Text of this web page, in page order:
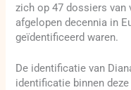
zich op 47 dossiers van
afgelopen decennia in
geïdentificeerd waren.
De identificatie van
identificatie binnen